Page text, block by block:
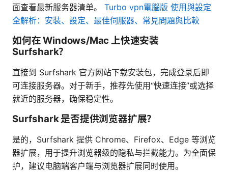
面查看最新服务器清单。 Turbo vpn電腦版 使用與設定
全解析：安裝、設定、最佳伺服器、常見問題與比較
如何在 Windows/Mac 上快速安装
Surfshark？
直接到 Surfshark 官方网站下载安装包，完成登录后即
可连接服务器。对于新手，推荐先使用“快速连接”或选择
就近的服务器，确保稳定性。
Surfshark 是否提供浏览器扩展？
是的，Surfshark 提供 Chrome、Firefox、Edge 等浏览
器扩展，用于提升浏览器级的隐私与拦截能力。为全面保
护，建议电脑端客户端与浏览器扩展同时使用。